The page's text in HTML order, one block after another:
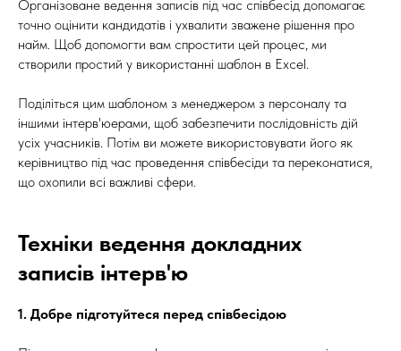
Організоване ведення записів під час співбесід допомагає
точно оцінити кандидатів і ухвалити зважене рішення про
найм. Щоб допомогти вам спростити цей процес, ми
створили простий у використанні шаблон в Excel.
Поділіться цим шаблоном з менеджером з персоналу та
іншими інтерв'юерами, щоб забезпечити послідовність дій
усіх учасників. Потім ви можете використовувати його як
керівництво під час проведення співбесіди та переконатися,
що охопили всі важливі сфери.
Техніки ведення докладних
записів інтерв'ю
1. Добре підготуйтеся перед співбесідою